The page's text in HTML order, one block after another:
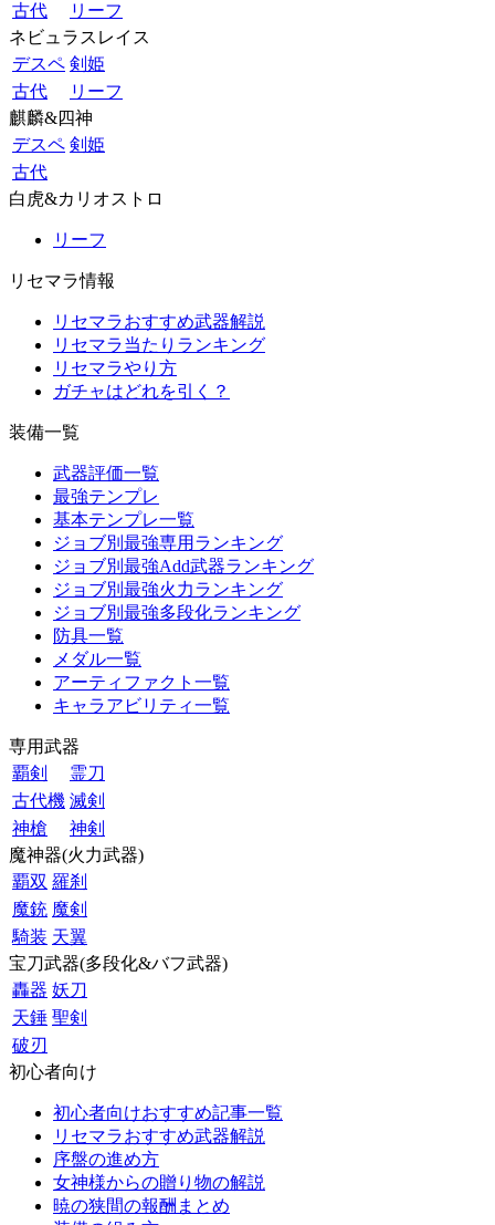
古代
リーフ
ネビュラスレイス
デスペ 剣姫
古代
リーフ
麒麟&四神
デスペ 剣姫
古代
白虎&カリオストロ
リーフ
リセマラ情報
リセマラおすすめ武器解説
リセマラ当たりランキング
リセマラやり方
ガチャはどれを引く？
装備一覧
武器評価一覧
最強テンプレ
基本テンプレ一覧
ジョブ別最強専用ランキング
ジョブ別最強Add武器ランキング
ジョブ別最強火力ランキング
ジョブ別最強多段化ランキング
防具一覧
メダル一覧
アーティファクト一覧
キャラアビリティ一覧
専用武器
覇剣
霊刀
古代機 滅剣
神槍
神剣
魔神器(火力武器)
覇双 羅刹
魔銃 魔剣
騎装 天翼
宝刀武器(多段化&バフ武器)
轟器 妖刀
天錘 聖剣
破刃
初心者向け
初心者向けおすすめ記事一覧
リセマラおすすめ武器解説
序盤の進め方
女神様からの贈り物の解説
暁の狭間の報酬まとめ